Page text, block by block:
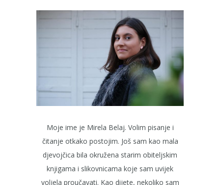
Moje ime je Mirela Belaj. Volim pisanje i
čitanje otkako postojim. Još sam kao mala
djevojčica bila okružena starim obiteljskim
knjigama i slikovnicama koje sam uvijek
voljela proučavati. Kao dijete, nekoliko sam